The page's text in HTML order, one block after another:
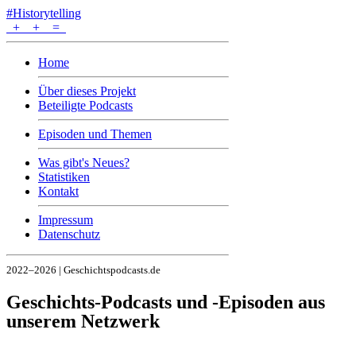
#Historytelling
+
+ =
Home
Über dieses Projekt
Beteiligte Podcasts
Episoden und Themen
Was gibt's Neues?
Statistiken
Kontakt
Impressum
Datenschutz
2022–2026 | Geschichtspodcasts.de
Geschichts-Podcasts und -Episoden aus
unserem Netzwerk